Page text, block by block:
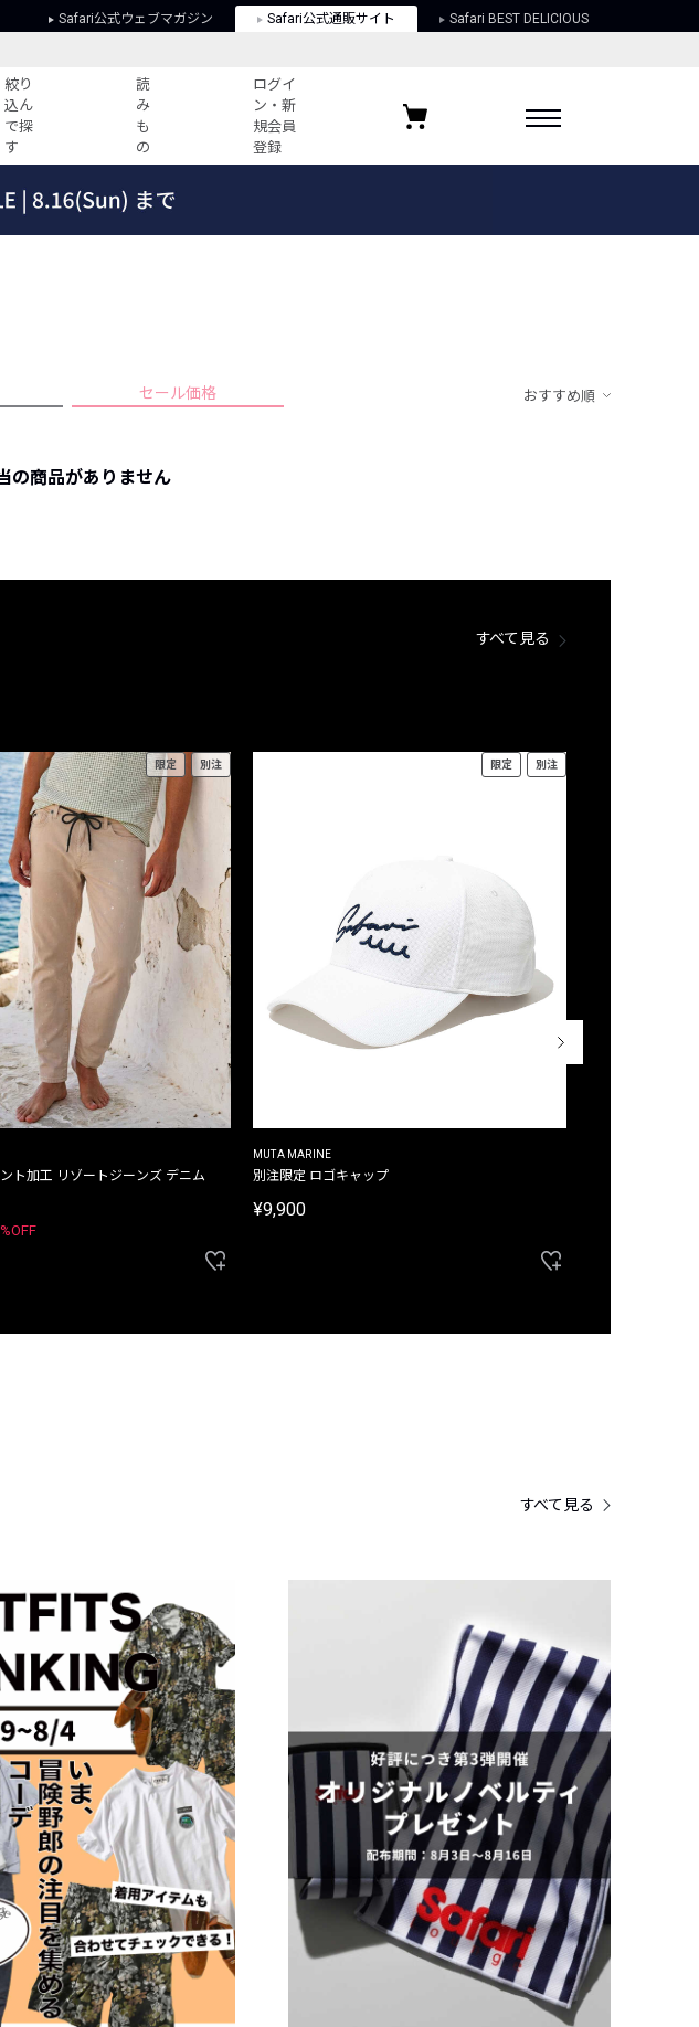
Safari公式ウェブマガジン Safari公式通販サイト Safari BEST DELICIOUS
絞り
込ん
で探
す
読
み
も
の
ログイ
ン・新
規会員
登録
プライバシーポリシー
お気に入りブランド
セール価格 おすすめ順
の商品がありません
すべて見る
限定 別注
ト加工 リゾートジーンズ デニム
限定 別注
MUTA MARINE
別注限定 ロゴキャップ
¥9,900
すべて見る